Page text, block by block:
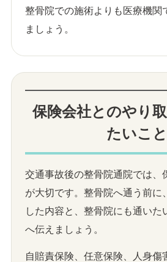
整骨院での施術よりも医療機関
ましょう。
保険会社とのやり
たいこと
交通事故後の整骨院通院では、
が大切です。整骨院へ通う前に
した内容と、整骨院にも通いた
へ伝えましょう。
自賠責保険、任意保険、人身傷